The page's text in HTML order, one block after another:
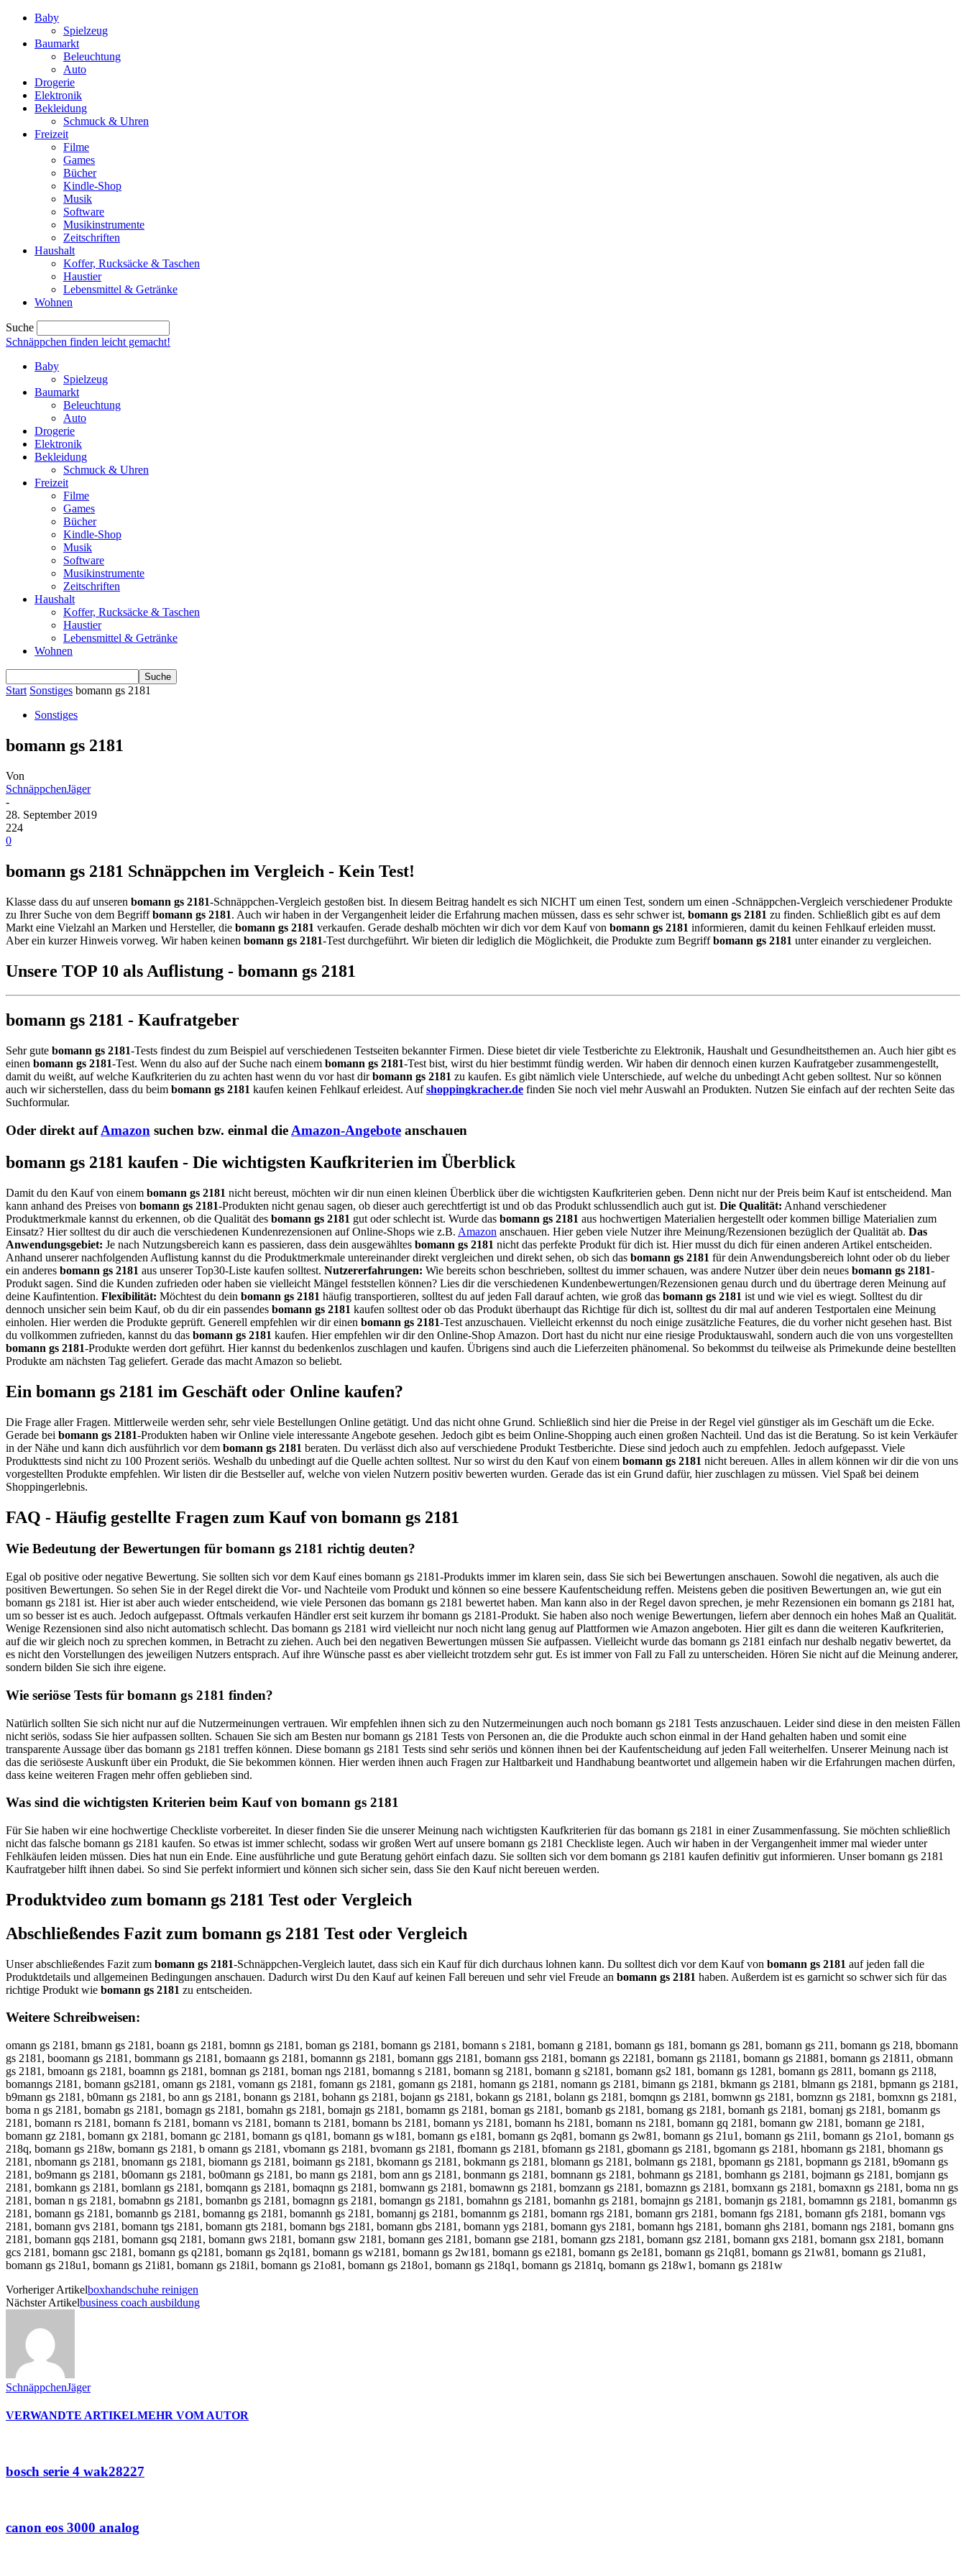
Baby
Spielzeug
Baumarkt
Beleuchtung
Auto
Drogerie
Elektronik
Bekleidung
Schmuck & Uhren
Freizeit
Filme
Games
Bücher
Kindle-Shop
Musik
Software
Musikinstrumente
Zeitschriften
Haushalt
Koffer, Rucksäcke & Taschen
Haustier
Lebensmittel & Getränke
Wohnen
Suche
Schnäppchen finden leicht gemacht!
Baby
Spielzeug
Baumarkt
Beleuchtung
Auto
Drogerie
Elektronik
Bekleidung
Schmuck & Uhren
Freizeit
Filme
Games
Bücher
Kindle-Shop
Musik
Software
Musikinstrumente
Zeitschriften
Haushalt
Koffer, Rucksäcke & Taschen
Haustier
Lebensmittel & Getränke
Wohnen
Start Sonstiges bomann gs 2181
Sonstiges
bomann gs 2181
Von
SchnäppchenJäger
-
28. September 2019
224
0
bomann gs 2181 Schnäppchen im Vergleich - Kein Test!
Klasse dass du auf unseren bomann gs 2181-Schnäppchen-Vergleich gestoßen bist. In diesem Beitrag handelt es sich NICHT um einen Test, sondern um einen -Schnäppchen-Vergleich verschiedener Produkte
zu Ihrer Suche von dem Begriffbomann gs 2181. Auch wir haben in der Vergangenheit leider die Erfahrung machen müssen, dass es sehr schwer ist, bomann gs 2181 zu finden. Schließlich gibt es auf dem
Markt eine Vielzahl an Marken und Hersteller, die bomann gs 2181 verkaufen. Gerade deshalb möchten wir dich vor dem Kauf von bomann gs 2181 informieren, damit du keinen Fehlkauf erleiden musst.
Aber ein kurzer Hinweis vorweg. Wir haben keinen bomann gs 2181-Test durchgeführt. Wir bieten dir lediglich die Möglichkeit, die Produkte zum Begriffbomann gs 2181 unter einander zu vergleichen.
Unsere TOP 10 als Auflistung - bomann gs 2181
bomann gs 2181 - Kaufratgeber
Sehr gute bomann gs 2181-Tests findest du zum Beispiel auf verschiedenen Testseiten bekannter Firmen. Diese bietet dir viele Testberichte zu Elektronik, Haushalt und Gesundheitsthemen an. Auch hier gibt es
einen bomann gs 2181-Test. Wenn du also auf der Suche nach einem bomann gs 2181-Test bist, wirst du hier bestimmt fündig werden. Wir haben dir dennoch einen kurzen Kaufratgeber zusammengestellt,
damit du weißt, auf welche Kaufkriterien du zu achten hast wenn du vor hast dirbomann gs 2181 zu kaufen. Es gibt nämlich viele Unterschiede, auf welche du unbedingt Acht geben solltest. Nur so können
auch wir sicherstellen, dass du beim bomann gs 2181 kaufen keinen Fehlkauf erleidest. Aufshoppingkracher.de finden Sie noch viel mehr Auswahl an Produkten. Nutzen Sie einfach auf der rechten Seite das
Suchformular.
Oder direkt aufAmazon suchen bzw. einmal die Amazon-Angebote anschauen
bomann gs 2181 kaufen - Die wichtigsten Kaufkriterien im Überblick
Damit du den Kauf von einem bomann gs 2181 nicht bereust, möchten wir dir nun einen kleinen Überblick über die wichtigsten Kaufkriterien geben. Denn nicht nur der Preis beim Kauf ist entscheidend. Man
kann anhand des Preises von bomann gs 2181-Produkten nicht genau sagen, ob dieser auch gerechtfertigt ist und ob das Produkt schlussendlich auch gut ist. Die Qualität: Anhand verschiedener
Produktmerkmale kannst du erkennen, ob die Qualität des bomann gs 2181 gut oder schlecht ist. Wurde das bomann gs 2181 aus hochwertigen Materialien hergestellt oder kommen billige Materialien zum
Einsatz? Hier solltest du dir auch die verschiedenen Kundenrezensionen auf Online-Shops wie z.B. Amazon anschauen. Hier geben viele Nutzer ihre Meinung/Rezensionen bezüglich der Qualität ab. Das
Anwendungsgebiet: Je nach Nutzungsbereich kann es passieren, dass dein ausgewähltes bomann gs 2181 nicht das perfekte Produkt für dich ist. Hier musst du dich für einen anderen Artikel entscheiden.
Anhand unserer nachfolgenden Auflistung kannst du die Produktmerkmale untereinander direkt vergleichen und direkt sehen, ob sich das bomann gs 2181 für dein Anwendungsbereich lohnt oder ob du lieber
ein anderes bomann gs 2181 aus unserer Top30-Liste kaufen solltest. Nutzererfahrungen: Wie bereits schon beschrieben, solltest du immer schauen, was andere Nutzer über dein neues bomann gs 2181-
Produkt sagen. Sind die Kunden zufrieden oder haben sie vielleicht Mängel feststellen können? Lies dir die verschiedenen Kundenbewertungen/Rezensionen genau durch und du übertrage deren Meinung auf
deine Kaufintention. Flexibilität: Möchtest du dein bomann gs 2181 häufig transportieren, solltest du auf jeden Fall darauf achten, wie groß das bomann gs 2181 ist und wie viel es wiegt. Solltest du dir
dennoch unsicher sein beim Kauf, ob du dir ein passendes bomann gs 2181 kaufen solltest oder ob das Produkt überhaupt das Richtige für dich ist, solltest du dir mal auf anderen Testportalen eine Meinung
einholen. Hier werden die Produkte geprüft. Generell empfehlen wir dir einen bomann gs 2181-Test anzuschauen. Vielleicht erkennst du noch einige zusätzliche Features, die du vorher nicht gesehen hast. Bist
du vollkommen zufrieden, kannst du das bomann gs 2181 kaufen. Hier empfehlen wir dir den Online-Shop Amazon. Dort hast du nicht nur eine riesige Produktauswahl, sondern auch die von uns vorgestellten
bomann gs 2181-Produkte werden dort geführt. Hier kannst du bedenkenlos zuschlagen und kaufen. Übrigens sind auch die Lieferzeiten phänomenal. So bekommst du teilweise als Primekunde deine bestellten
Produkte am nächsten Tag geliefert. Gerade das macht Amazon so beliebt.
Ein bomann gs 2181 im Geschäft oder Online kaufen?
Die Frage aller Fragen. Mittlerweile werden sehr, sehr viele Bestellungen Online getätigt. Und das nicht ohne Grund. Schließlich sind hier die Preise in der Regel viel günstiger als im Geschäft um die Ecke.
Gerade bei bomann gs 2181-Produkten haben wir Online viele interessante Angebote gesehen. Jedoch gibt es beim Online-Shopping auch einen großen Nachteil. Und das ist die Beratung. So ist kein Verkäufer
in der Nähe und kann dich ausführlich vor dem bomann gs 2181 beraten. Du verlässt dich also auf verschiedene Produkt Testberichte. Diese sind jedoch auch zu empfehlen. Jedoch aufgepasst. Viele
Produkttests sind nicht zu 100 Prozent seriös. Weshalb du unbedingt auf die Quelle achten solltest. Nur so wirst du den Kauf von einem bomann gs 2181 nicht bereuen. Alles in allem können wir dir die von uns
vorgestellten Produkte empfehlen. Wir listen dir die Bestseller auf, welche von vielen Nutzern positiv bewerten wurden. Gerade das ist ein Grund dafür, hier zuschlagen zu müssen. Viel Spaß bei deinem
Shoppingerlebnis.
FAQ - Häufig gestellte Fragen zum Kauf von bomann gs 2181
Wie Bedeutung der Bewertungen für bomann gs 2181 richtig deuten?
Egal ob positive oder negative Bewertung. Sie sollten sich vor dem Kauf eines bomann gs 2181-Produkts immer im klaren sein, dass Sie sich bei Bewertungen anschauen. Sowohl die negativen, als auch die
positiven Bewertungen. So sehen Sie in der Regel direkt die Vor- und Nachteile vom Produkt und können so eine bessere Kaufentscheidung reffen. Meistens geben die positiven Bewertungen an, wie gut ein
bomann gs 2181 ist. Hier ist aber auch wieder entscheidend, wie viele Personen das bomann gs 2181 bewertet haben. Man kann also in der Regel davon sprechen, je mehr Rezensionen ein bomann gs 2181 hat,
um so besser ist es auch. Jedoch aufgepasst. Oftmals verkaufen Händler erst seit kurzem ihr bomann gs 2181-Produkt. Sie haben also noch wenige Bewertungen, liefern aber dennoch ein hohes Maß an Qualität.
Wenige Rezensionen sind also nicht automatisch schlecht. Das bomann gs 2181 wird vielleicht nur noch nicht lang genug auf Plattformen wie Amazon angeboten. Hier gilt es dann die weiteren Kaufkriterien,
auf die wir gleich noch zu sprechen kommen, in Betracht zu ziehen. Auch bei den negativen Bewertungen müssen Sie aufpassen. Vielleicht wurde das bomann gs 2181 einfach nur deshalb negativ bewertet, da
es nicht den Vorstellungen des jeweiligen Nutzers entsprach. Auf ihre Wünsche passt es aber vielleicht trotzdem sehr gut. Es ist immer von Fall zu Fall zu unterscheiden. Hören Sie nicht auf die Meinung anderer,
sondern bilden Sie sich ihre eigene.
Wie seriöse Tests für bomann gs 2181 finden?
Natürlich sollten Sie sich nicht nur auf die Nutzermeinungen vertrauen. Wir empfehlen ihnen sich zu den Nutzermeinungen auch noch bomann gs 2181 Tests anzuschauen. Leider sind diese in den meisten Fällen
nicht seriös, sodass Sie hier aufpassen sollten. Schauen Sie sich am Besten nur bomann gs 2181 Tests von Personen an, die die Produkte auch schon einmal in der Hand gehalten haben und somit eine
transparente Aussage über das bomann gs 2181 treffen können. Diese bomann gs 2181 Tests sind sehr seriös und können ihnen bei der Kaufentscheidung auf jeden Fall weiterhelfen. Unserer Meinung nach ist
das die seriöseste Auskunft über ein Produkt, die Sie bekommen können. Hier werden ihnen auch Fragen zur Haltbarkeit und Handhabung beantwortet und allgemein haben wir die Erfahrungen machen dürfen,
dass keine weiteren Fragen mehr offen geblieben sind.
Was sind die wichtigsten Kriterien beim Kauf von bomann gs 2181
Für Sie haben wir eine hochwertige Checkliste vorbereitet. In dieser finden Sie die unserer Meinung nach wichtigsten Kaufkriterien für das bomann gs 2181 in einer Zusammenfassung. Sie möchten schließlich
nicht das falsche bomann gs 2181 kaufen. So etwas ist immer schlecht, sodass wir großen Wert auf unsere bomann gs 2181 Checkliste legen. Auch wir haben in der Vergangenheit immer mal wieder unter
Fehlkäufen leiden müssen. Dies hat nun ein Ende. Eine ausführliche und gute Beratung gehört einfach dazu. Sie sollten sich vor dem bomann gs 2181 kaufen definitiv gut informieren. Unser bomann gs 2181
Kaufratgeber hilft ihnen dabei. So sind Sie perfekt informiert und können sich sicher sein, dass Sie den Kauf nicht bereuen werden.
Produktvideo zum bomann gs 2181 Test oder Vergleich
Abschließendes Fazit zum bomann gs 2181 Test oder Vergleich
Unser abschließendes Fazit zum bomann gs 2181-Schnäppchen-Vergleich lautet, dass sich ein Kauf für dich durchaus lohnen kann. Du solltest dich vor dem Kauf von bomann gs 2181 auf jeden fall die
Produktdetails und allgemeinen Bedingungen anschauen. Dadurch wirst Du den Kauf auf keinen Fall bereuen und sehr viel Freude an bomann gs 2181 haben. Außerdem ist es garnicht so schwer sich für das
richtige Produkt wie bomann gs 2181 zu entscheiden.
Weitere Schreibweisen:
omann gs 2181, bmann gs 2181, boann gs 2181, bomnn gs 2181, boman gs 2181, bomann gs 2181, bomann s 2181, bomann g 2181, bomann gs 181, bomann gs 281, bomann gs 211, bomann gs 218, bbomann
gs 2181, boomann gs 2181, bommann gs 2181, bomaann gs 2181, bomannn gs 2181, bomann ggs 2181, bomann gss 2181, bomann gs 22181, bomann gs 21181, bomann gs 21881, bomann gs 21811, obmann
gs 2181, bmoann gs 2181, boamnn gs 2181, bomnan gs 2181, boman ngs 2181, bomanng s 2181, bomann sg 2181, bomann g s2181, bomann gs2 181, bomann gs 1281, bomann gs 2811, bomann gs 2118,
bomanngs 2181, bomann gs2181, omann gs 2181, vomann gs 2181, fomann gs 2181, gomann gs 2181, homann gs 2181, nomann gs 2181, bimann gs 2181, bkmann gs 2181, blmann gs 2181, bpmann gs 2181,
b9mann gs 2181, b0mann gs 2181, bo ann gs 2181, bonann gs 2181, bohann gs 2181, bojann gs 2181, bokann gs 2181, bolann gs 2181, bomqnn gs 2181, bomwnn gs 2181, bomznn gs 2181, bomxnn gs 2181,
boma n gs 2181, bomabn gs 2181, bomagn gs 2181, bomahn gs 2181, bomajn gs 2181, bomamn gs 2181, boman gs 2181, bomanb gs 2181, bomang gs 2181, bomanh gs 2181, bomanj gs 2181, bomanm gs
2181, bomann rs 2181, bomann fs 2181, bomann vs 2181, bomann ts 2181, bomann bs 2181, bomann ys 2181, bomann hs 2181, bomann ns 2181, bomann gq 2181, bomann gw 2181, bomann ge 2181,
bomann gz 2181, bomann gx 2181, bomann gc 2181, bomann gs q181, bomann gs w181, bomann gs e181, bomann gs 2q81, bomann gs 2w81, bomann gs 21u1, bomann gs 21i1, bomann gs 21o1, bomann gs
218q, bomann gs 218w, bomann gs 2181, b omann gs 2181, vbomann gs 2181, bvomann gs 2181, fbomann gs 2181, bfomann gs 2181, gbomann gs 2181, bgomann gs 2181, hbomann gs 2181, bhomann gs
2181, nbomann gs 2181, bnomann gs 2181, biomann gs 2181, boimann gs 2181, bkomann gs 2181, bokmann gs 2181, blomann gs 2181, bolmann gs 2181, bpomann gs 2181, bopmann gs 2181, b9omann gs
2181, bo9mann gs 2181, b0omann gs 2181, bo0mann gs 2181, bo mann gs 2181, bom ann gs 2181, bonmann gs 2181, bomnann gs 2181, bohmann gs 2181, bomhann gs 2181, bojmann gs 2181, bomjann gs
2181, bomkann gs 2181, bomlann gs 2181, bomqann gs 2181, bomaqnn gs 2181, bomwann gs 2181, bomawnn gs 2181, bomzann gs 2181, bomaznn gs 2181, bomxann gs 2181, bomaxnn gs 2181, boma nn gs
2181, boman n gs 2181, bomabnn gs 2181, bomanbn gs 2181, bomagnn gs 2181, bomangn gs 2181, bomahnn gs 2181, bomanhn gs 2181, bomajnn gs 2181, bomanjn gs 2181, bomamnn gs 2181, bomanmn gs
2181, bomann gs 2181, bomannb gs 2181, bomanng gs 2181, bomannh gs 2181, bomannj gs 2181, bomannm gs 2181, bomann rgs 2181, bomann grs 2181, bomann fgs 2181, bomann gfs 2181, bomann vgs
2181, bomann gvs 2181, bomann tgs 2181, bomann gts 2181, bomann bgs 2181, bomann gbs 2181, bomann ygs 2181, bomann gys 2181, bomann hgs 2181, bomann ghs 2181, bomann ngs 2181, bomann gns
2181, bomann gqs 2181, bomann gsq 2181, bomann gws 2181, bomann gsw 2181, bomann ges 2181, bomann gse 2181, bomann gzs 2181, bomann gsz 2181, bomann gxs 2181, bomann gsx 2181, bomann
gcs 2181, bomann gsc 2181, bomann gs q2181, bomann gs 2q181, bomann gs w2181, bomann gs 2w181, bomann gs e2181, bomann gs 2e181, bomann gs 21q81, bomann gs 21w81, bomann gs 21u81,
bomann gs 218u1, bomann gs 21i81, bomann gs 218i1, bomann gs 21o81, bomann gs 218o1, bomann gs 218q1, bomann gs 2181q, bomann gs 218w1, bomann gs 2181w
Vorheriger Artikelboxhandschuhe reinigen
Nächster Artikelbusiness coach ausbildung
SchnäppchenJäger
VERWANDTE ARTIKELMEHR VOM AUTOR
bosch serie 4 wak28227
canon eos 3000 analog